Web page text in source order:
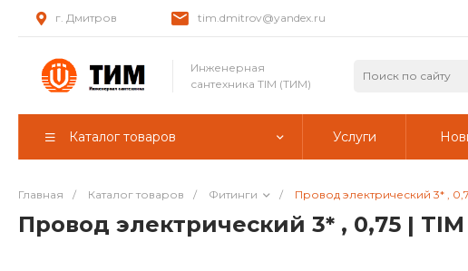
г. Дмитров tim.dmitrov@yandex.ru
Инженерная
сантехника TIM (ТИМ)
Каталог товаров Услуги
Главная / Каталог товаров / Фитинги / Провод электрический 3* ,
Провод электрический 3* , 0,75 |